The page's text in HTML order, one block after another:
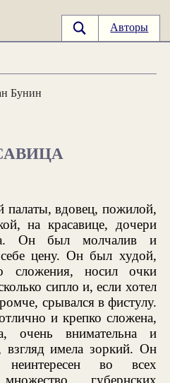
Авторы
Бунин
палаты, вдовец, пожилой,
на красавице, дочери
Он был молчалив и
цену. Он был худой,
сложения, носил очки
сипло и, если хотел
срывался в фистулу.
и крепко сложена,
очень внимательна и
взгляд имела зоркий. Он
во всех
губернских